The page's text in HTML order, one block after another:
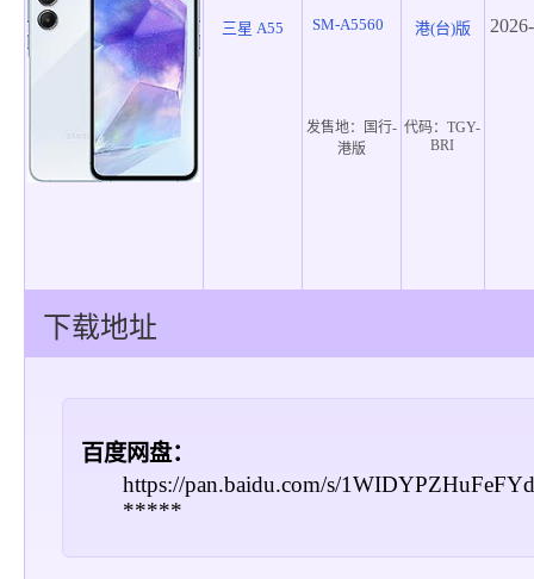
三星 A55 SM-A5560 港(台)版
发售地：
国行-
港版
代码：TGY-
BRI
下载地址
百度网盘：
https://pan.baidu.com/s/
*****